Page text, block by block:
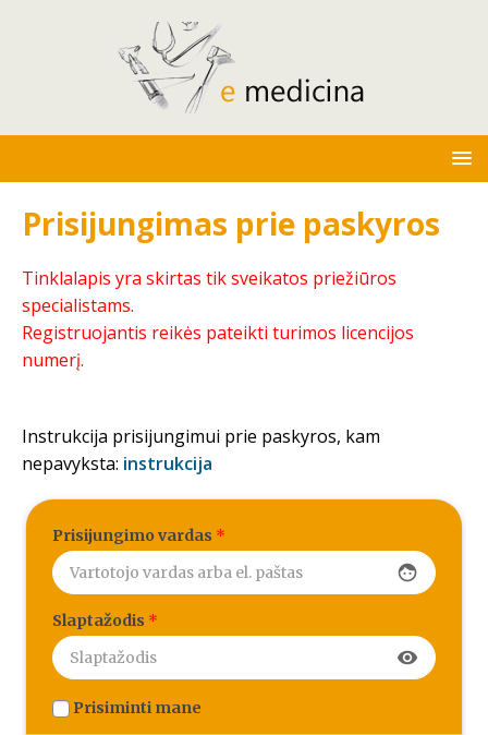
Prisijungimas prie paskyros
Tinklalapis yra skirtas tik sveikatos priežiūros
specialistams.
Registruojantis reikės pateikti turimos licencijos
numerį.
Instrukcija prisijungimui prie paskyros, kam
nepavyksta: instrukcija
Prisijungimo vardas *
face
Slaptažodis *
visibility
Prisiminti mane